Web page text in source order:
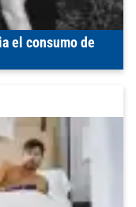
el consumo de